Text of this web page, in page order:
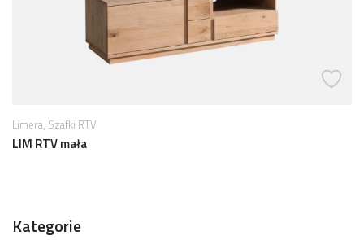
Limera, Szafki RTV
LIM RTV mała
Kategorie